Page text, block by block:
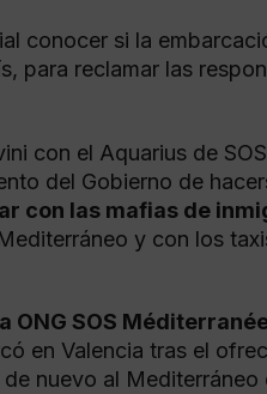
conocer si la
para reclamar las
con el Aquarius de
del Gobierno de
con las mafias de
y con los
ONG SOS
en Valencia tras el
nuevo al Mediterráneo